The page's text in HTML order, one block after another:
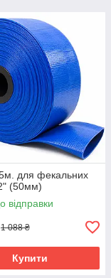
для фекальних
(50мм)
відправки
1 088 ₴
Купити